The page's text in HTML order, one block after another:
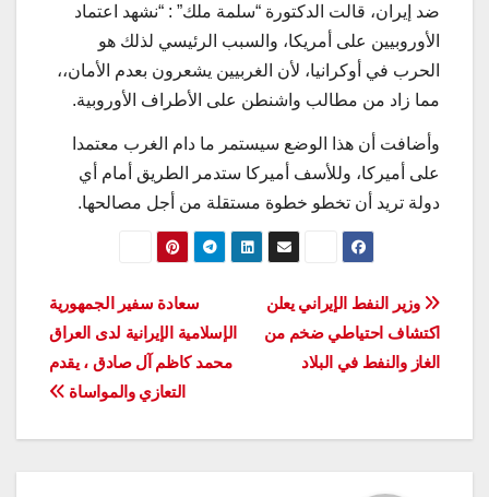
ضد إيران، قالت الدكتورة “سلمة ملك” : “نشهد اعتماد
الأوروبيين على أمريكا، والسبب الرئيسي لذلك هو
الحرب في أوكرانيا، لأن الغربيين يشعرون بعدم الأمان،،
مما زاد من مطالب واشنطن على الأطراف الأوروبية.
وأضافت أن هذا الوضع سيستمر ما دام الغرب معتمدا
على أميركا، وللأسف أميركا ستدمر الطريق أمام أي
دولة تريد أن تخطو خطوة مستقلة من أجل مصالحها.
تصفّح
المقالات
سعادة سفير الجمهورية
الإسلامية الإيرانية لدى العراق
محمد كاظم آل صادق ، يقدم
التعازي والمواساة
وزير النفط الإيراني يعلن
اكتشاف احتياطي ضخم من
الغاز والنفط في البلاد